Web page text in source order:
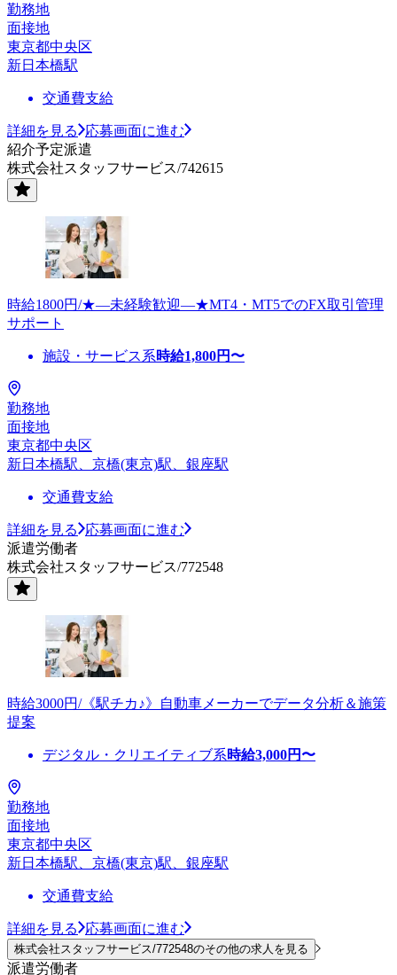
勤務地
面接地
東京都中央区
新日本橋駅
交通費支給
詳細を見る
応募画面に進む
紹介予定派遣
株式会社スタッフサービス/742615
時給1800円/★―未経験歓迎―★MT4・MT5でのFX取引管理
サポート
施設・サービス系時給1,800円〜
勤務地
面接地
東京都中央区
新日本橋駅、京橋(東京)駅、銀座駅
交通費支給
詳細を見る
応募画面に進む
派遣労働者
株式会社スタッフサービス/772548
時給3000円/《駅チカ♪》自動車メーカーでデータ分析＆施策
提案
デジタル・クリエイティブ系時給3,000円〜
勤務地
面接地
東京都中央区
新日本橋駅、京橋(東京)駅、銀座駅
交通費支給
詳細を見る 応募画面に進む
株式会社スタッフサービス/772548のその他の求人を見る
派遣労働者